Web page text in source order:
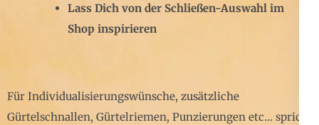
Lass Dich von der Schließen-Auswahl im
Shop inspirieren
Für Individualisierungswünsche, zusätzliche
Gürtelschnallen, Gürtelriemen, Punzierungen etc… sprich